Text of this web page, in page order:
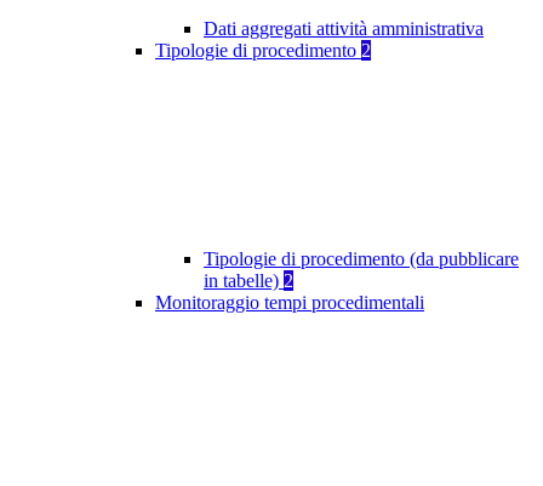
Dati aggregati attività amministrativa
Tipologie di procedimento 2
Tipologie di procedimento (da pubblicare
in tabelle) 2
Monitoraggio tempi procedimentali